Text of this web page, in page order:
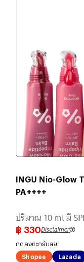
INGU Nio-Glow
PA++++
ปริมาณ 10 ml มี
฿ 330Disclaimer
กดลงตะกร้าเลย!
Shopee
Lazada